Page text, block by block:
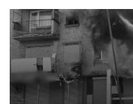
ділянки